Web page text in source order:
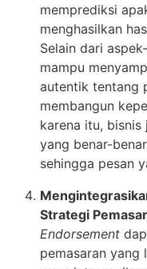
memprediksi
menghasilkan
Selain dari
mampu
autentik tentang
membangun
karena itu,
yang benar-
sehingga pesan
Strategi
Endorsement
pemasaran yang